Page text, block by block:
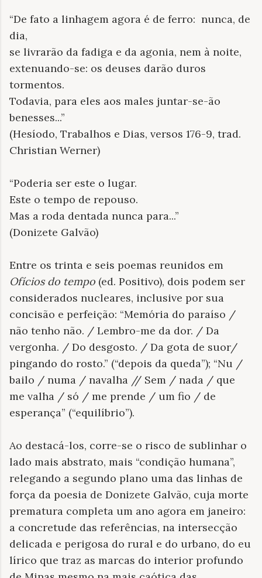
“De fato a linhagem agora é de ferro: nunca, de
dia,
se livrarão da fadiga e da agonia, nem à noite,
extenuando-se: os deuses darão duros
tormentos.
Todavia, para eles aos males juntar-se-ão
benesses...”
(Hesíodo, Trabalhos e Dias, versos 176-9, trad.
Christian Werner)
“Poderia ser este o lugar.
Este o tempo de repouso.
Mas a roda dentada nunca para...”
(Donizete Galvão)
Entre os trinta e seis poemas reunidos em
Ofícios do tempo (ed. Positivo), dois podem ser
considerados nucleares, inclusive por sua
concisão e perfeição: “Memória do paraíso /
não tenho não. / Lembro-me da dor. / Da
vergonha. / Do desgosto. / Da gota de suor/
pingando do rosto.” (“depois da queda”); “Nu /
bailo / numa / navalha // Sem / nada / que
me valha / só / me prende / um fio / de
esperança” (“equilíbrio”).
Ao destacá-los, corre-se o risco de sublinhar o
lado mais abstrato, mais “condição humana”,
relegando a segundo plano uma das linhas de
força da poesia de Donizete Galvão, cuja morte
prematura completa um ano agora em janeiro:
a concretude das referências, na intersecção
delicada e perigosa do rural e do urbano, do eu
lírico que traz as marcas do interior profundo